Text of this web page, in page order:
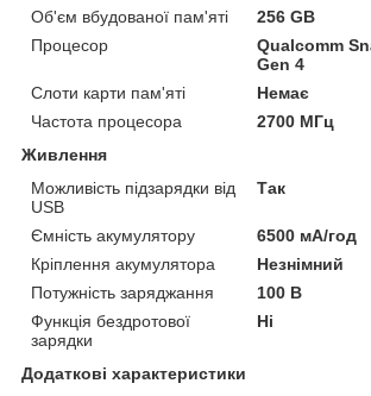
Об'єм вбудованої пам'яті
256 GB
Процесор
Qualcomm
Gen 4
Слоти карти пам'яті
Немає
Частота процесора
2700 МГц
Живлення
Можливість підзарядки від
USB
Так
Ємність акумулятору
6500 мА/год
Кріплення акумулятора
Незнімний
Потужність заряджання
100 В
Функція бездротової
зарядки
Ні
Додаткові характеристики